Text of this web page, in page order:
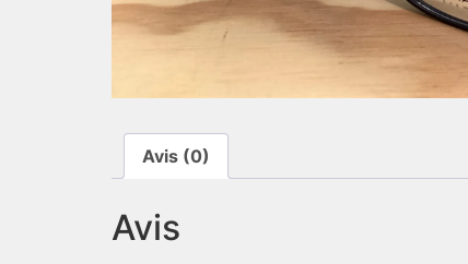
Avis (0)
Avis